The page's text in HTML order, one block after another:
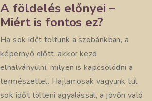
A földelés előnyei –
Miért is fontos ez?
Ha sok időt töltünk a szobánkban, a
képernyő előtt, akkor kezd
elhalványulni, milyen is kapcsolódni a
természettel. Hajlamosak vagyunk túl
sok időt tölteni agyalással, a jövőn való